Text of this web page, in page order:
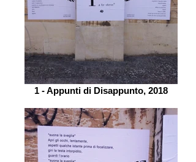
1 - Appunti di Disappunto, 2018